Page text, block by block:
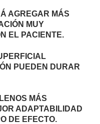
AGREGAR MÁS
MUY
EL PACIENTE.
PUEDEN DURAR
MÁS
ADAPTABILIDAD
DE EFECTO.